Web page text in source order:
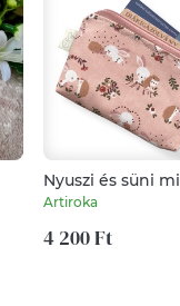
Nyuszi és süni mintás,
prémium irattartó
- Artiroka design
Artiroka
4 200 Ft